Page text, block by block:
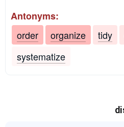
Antonyms:
order
organize tidy
systematize